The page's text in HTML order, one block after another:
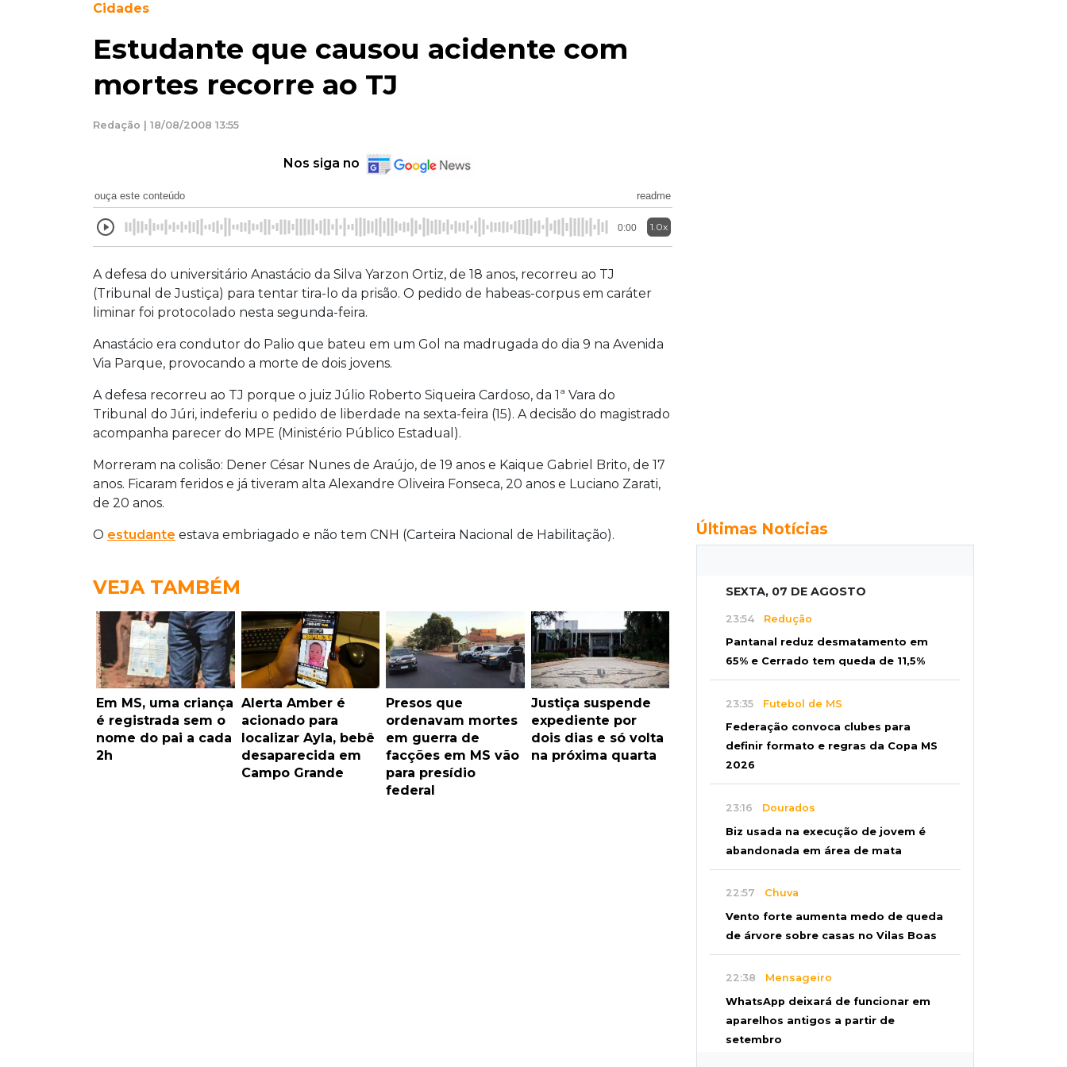
Cidades
Estudante que causou acidente com
mortes recorre ao TJ
Redação | 18/08/2008 13:55
Nos siga no
ouça este conteúdo readme
0:00 1.0x
A defesa do universitário Anastácio da Silva Yarzon Ortiz, de 18 anos, recorreu ao TJ
(Tribunal de Justiça) para tentar tira-lo da prisão. O pedido de habeas-corpus em caráter
liminar foi protocolado nesta segunda-feira.
Anastácio era condutor do Palio que bateu em um Gol na madrugada do dia 9 na Avenida
Via Parque, provocando a morte de dois jovens.
A defesa recorreu ao TJ porque o juiz Júlio Roberto Siqueira Cardoso, da 1ª Vara do
Tribunal do Júri, indeferiu o pedido de liberdade na sexta-feira (15). A decisão do magistrado
acompanha parecer do MPE (Ministério Público Estadual).
Morreram na colisão: Dener César Nunes de Araújo, de 19 anos e Kaique Gabriel Brito, de 17
anos. Ficaram feridos e já tiveram alta Alexandre Oliveira Fonseca, 20 anos e Luciano Zarati,
de 20 anos.
O estudante estava embriagado e não tem CNH (Carteira Nacional de Habilitação).
VEJA TAMBÉM
Em MS, uma criança
é registrada sem o
nome do pai a cada
2h
Alerta Amber é
acionado para
localizar Ayla, bebê
desaparecida em
Campo Grande
Presos que
ordenavam mortes
em guerra de
facções em MS vão
para presídio
federal
Justiça suspende
expediente por
dois dias e só volta
na próxima quarta
Últimas Notícias
SEXTA, 07 DE AGOSTO
23:54 Redução
Pantanal reduz desmatamento em
65% e Cerrado tem queda de 11,5%
23:35 Futebol de MS
Federação convoca clubes para
definir formato e regras da Copa MS
2026
23:16 Dourados
Biz usada na execução de jovem é
abandonada em área de mata
22:57 Chuva
Vento forte aumenta medo de queda
de árvore sobre casas no Vilas Boas
22:38 Mensageiro
WhatsApp deixará de funcionar em
aparelhos antigos a partir de
setembro